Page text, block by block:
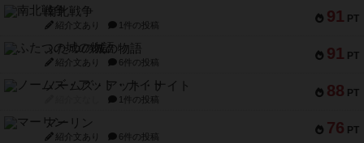
91 PT
南北戦争
紹介文あり 1件の投稿
91 PT
ふたつの城の物語
紹介文あり 6件の投稿
88 PT
ノームズ・アット・ナイト
1件の投稿
76 PT
マーリン
紹介文あり 6件の投稿